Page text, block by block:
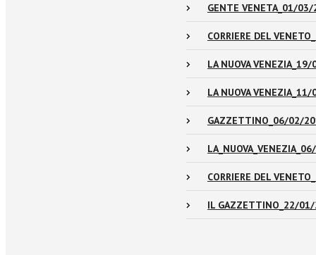
GENTE VENETA_01/
CORRIERE DEL
LA NUOVA
LA NUOVA
GAZZETTINO_06/02/
CORRIERE DEL
IL GAZZETTINO_22/